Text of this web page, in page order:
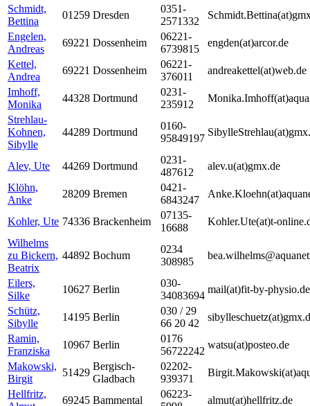
Schmidt,
Bettina
01259 Dresden
0351-
2571332
Engelen,
Andreas
69221 Dossenheim
06221-
6739815
engden(at)arcor.de
Kettel,
Andrea
69221 Dossenheim
06221-
376011
andreakettel(at)web.de
Imhoff,
Monika
44328 Dortmund
0231-
235912
Strehlau-
Kohnen,
Sibylle
44289 Dortmund
0160-
95849197
Alev, Ute 44269 Dortmund
0231-
487612
alev.u(at)gmx.de
Klöhn,
Anke
28209 Bremen
0421-
6843247
Kohler, Ute 74336 Brackenheim
07135-
16688
Kohler.Ute(at)t-
Wilhelms
zu Bickern,
Beatrix
44892 Bochum
0234
308985
Eilers,
Silke
10627 Berlin
030-
34083694
mail(at)fit-by-physio.de
Schütz,
Sibylle
14195 Berlin
030 / 29
66 20 42
Ramin,
Franziska
10967 Berlin
0176
56722242
watsu(at)posteo.de
Makowski,
Birgit
51429
Bergisch-
Gladbach
02202-
939371
Hellfritz,
69245 Bammental
06223-
almut(at)hellfritz.de